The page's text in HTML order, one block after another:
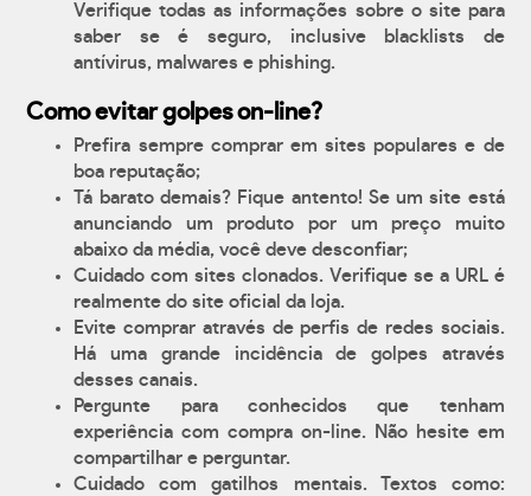
Verifique todas as informações sobre o site para
saber se é seguro, inclusive blacklists de
antívirus, malwares e phishing.
Como evitar golpes on-line?
Prefira sempre comprar em sites populares e de
boa reputação;
Tá barato demais? Fique antento! Se um site está
anunciando um produto por um preço muito
abaixo da média, você deve desconfiar;
Cuidado com sites clonados. Verifique se a URL é
realmente do site oficial da loja.
Evite comprar através de perfis de redes sociais.
Há uma grande incidência de golpes através
desses canais.
Pergunte para conhecidos que tenham
experiência com compra on-line. Não hesite em
compartilhar e perguntar.
Cuidado com gatilhos mentais. Textos como: